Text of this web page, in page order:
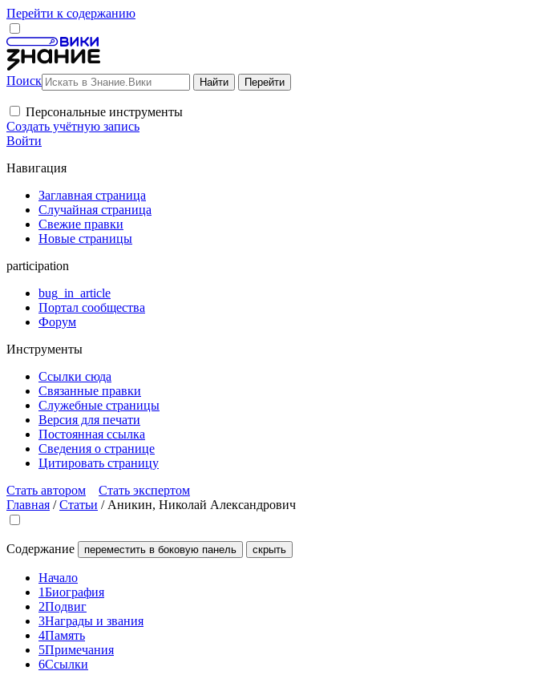
Перейти к содержанию
Поиск
Персональные инструменты
Создать учётную запись
Войти
Навигация
Заглавная страница
Случайная страница
Свежие правки
Новые страницы
participation
bug_in_article
Портал сообщества
Форум
Инструменты
Ссылки сюда
Связанные правки
Служебные страницы
Версия для печати
Постоянная ссылка
Сведения о странице
Цитировать страницу
Стать автором
Стать экспертом
Главная /Статьи / Аникин, Николай Александрович
Содержание переместить в боковую панель скрыть
Начало
1Биография
2Подвиг
3Награды и звания
4Память
5Примечания
6Ссылки